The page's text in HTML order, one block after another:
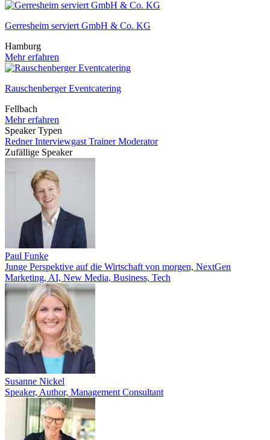
Gerresheim serviert GmbH & Co. KG
Hamburg
Mehr erfahren
Rauschenberger Eventcatering
Fellbach
Mehr erfahren
Speaker Typen
RednerInterviewgast TrainerModerator
Zufällige Speaker
Paul Funke
Junge Perspektive auf die Wirtschaft von morgen, NextGen
Marketing, AI, New Media, Business, Tech
Susanne Nickel
Speaker, Author, Management Consultant